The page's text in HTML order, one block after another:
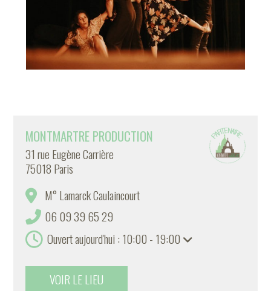
MONTMARTRE PRODUCTION
31 rue Eugène Carrière
75018 Paris
M° Lamarck Caulaincourt
06 09 39 65 29
Ouvert aujourd'hui : 10:00 - 19:00
VOIR LE LIEU